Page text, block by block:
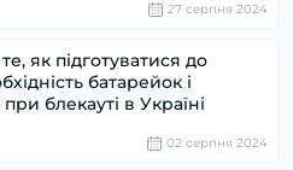
27 серпня 2024
як підготуватися до
батарейок і
блекауті в Україні
02 серпня 2024